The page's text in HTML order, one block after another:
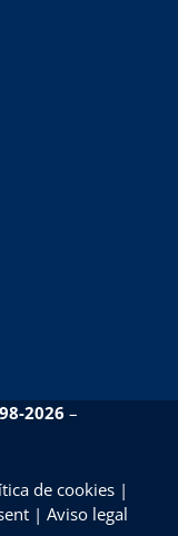
2026 –
de cookies |
|Aviso legal